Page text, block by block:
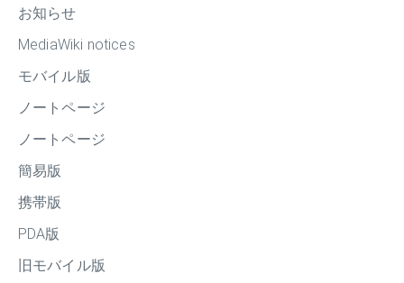
お知らせ
MediaWiki notices
モバイル版
ノートページ
ノートページ
簡易版
携帯版
PDA版
旧モバイル版